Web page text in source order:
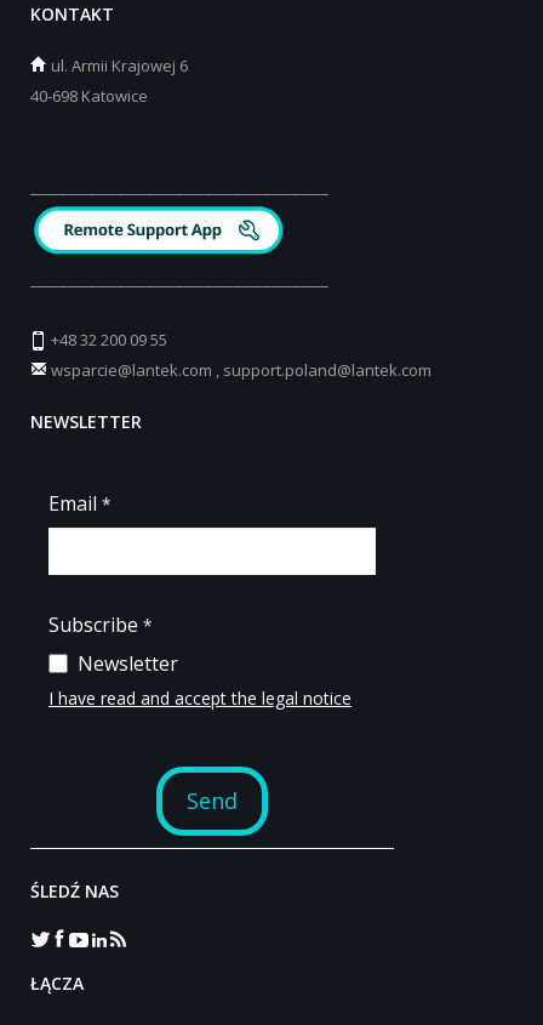
KONTAKT
ul. Armii Krajowej 6
40-698 Katowice
+48 32 200 09 55
wsparcie@lantek.com , support.poland@lantek.com
NEWSLETTER
ŚLEDŹ NAS
‎ŁĄCZA